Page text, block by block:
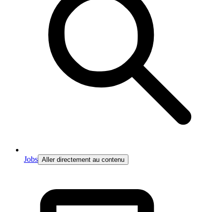
Jobs Aller directement au contenu